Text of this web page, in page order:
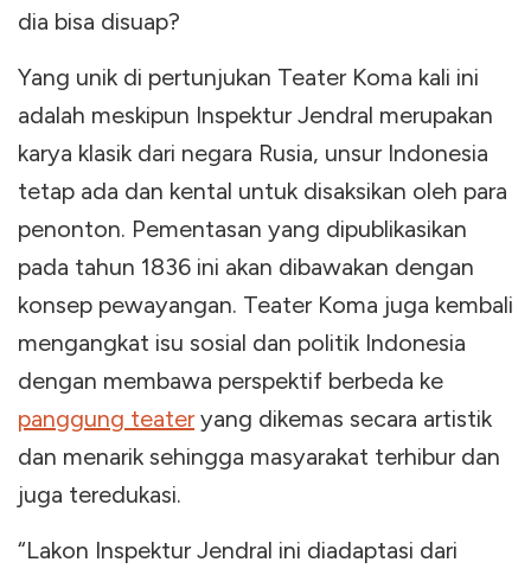
dia bisa disuap?
Yang unik di pertunjukan Teater Koma kali ini
adalah meskipun Inspektur Jendral merupakan
karya klasik dari negara Rusia, unsur Indonesia
tetap ada dan kental untuk disaksikan oleh para
penonton. Pementasan yang dipublikasikan
pada tahun 1836 ini akan dibawakan dengan
konsep pewayangan. Teater Koma juga kembali
mengangkat isu sosial dan politik Indonesia
dengan membawa perspektif berbeda ke
panggung teateryang dikemas secara artistik
dan menarik sehingga masyarakat terhibur dan
juga teredukasi.
“Lakon Inspektur Jendral ini diadaptasi dari